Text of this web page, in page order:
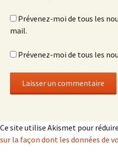
Prévenez-moi de tous les
mail.
Prévenez-moi de tous les
Ce site utilise Akismet pour
sur la façon dont les données de